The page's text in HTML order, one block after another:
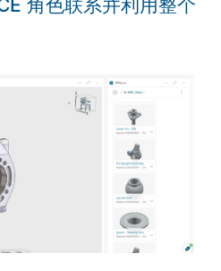
角色联系并利用整个